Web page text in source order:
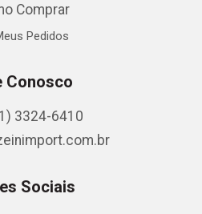
Comprar
Pedidos
Conosco
3324-6410
Sociais